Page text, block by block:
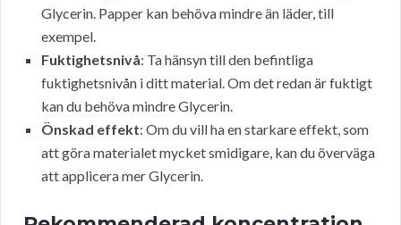
Glycerin. Papper kan behöva mindre än läder, till
exempel.
Fuktighetsnivå: Ta hänsyn till den befintliga
fuktighetsnivån i ditt material. Om det redan är fuktigt
kan du behöva mindre Glycerin.
Önskad effekt: Om du vill ha en starkare effekt, som
att göra materialet mycket smidigare, kan du överväga
att applicera mer Glycerin.